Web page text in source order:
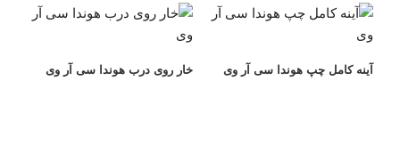
آینه کامل چپ هوندا سی آر وی خار روی درب هوندا سی آر وی